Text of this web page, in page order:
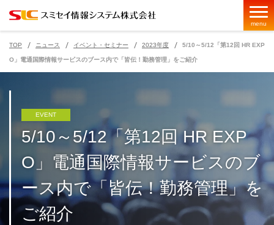
menu
TOP ニュース イベント・セミナー 2023年度 5/10～5/12「第12回 HR EXP
O」電通国際情報サービスのブース内で「皆伝！勤務管理」をご紹介
5/10～5/12「第12回 HR EXP
O」電通国際情報サービスのブ
ース内で「皆伝！勤務管理」を
ご紹介
EVENT